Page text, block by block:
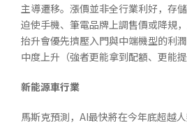
主導遷移。漲價並非全行業利好，存
迫使手機、筆電品牌上調售價或降規
抬升會優先擠壓入門與中端機型的利
中度上升（強者更能拿到配額、更能提
新能源車行業
馬斯克預測，AI最快將在今年底超越